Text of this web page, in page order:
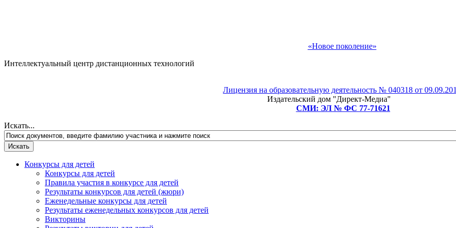
«Новое поколение»
Интеллектуальный центр дистанционных технологий
Лицензия на образовательную деятельность № 040318 от
Издательский дом "Директ-Медиа"
СМИ: ЭЛ № ФС 77-71621
Искать...
Конкурсы для детей
Конкурсы для детей
Правила участия в конкурсе для детей
Результаты конкурсов для детей (жюри)
Еженедельные конкурсы для детей
Результаты еженедельных конкурсов для детей
Викторины